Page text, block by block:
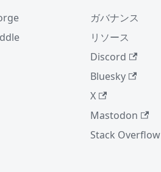
ガバナンス
リソース
Discord
Bluesky
X
Mastodon
Stack Overflow